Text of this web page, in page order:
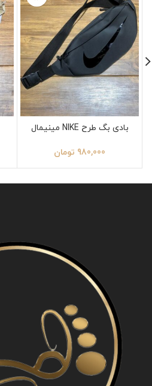
بادی بگ طرح NIKE مینیمال
980,000 تومان